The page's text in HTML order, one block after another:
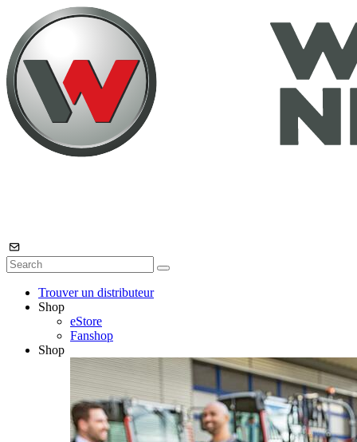
Trouver un distributeur
Shop
eStore
Fanshop
Shop